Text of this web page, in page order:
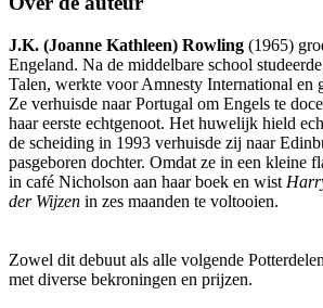
J.K. (Joanne Kathleen) Rowling (1965)
Engeland. Na de middelbare school
Talen, werkte voor Amnesty International en
Ze verhuisde naar Portugal om Engels te
haar eerste echtgenoot. Het huwelijk hield
de scheiding in 1993 verhuisde zij naar
pasgeboren dochter. Omdat ze in een kleine
in café Nicholson aan haar boek en wist
der Wijzen in zes maanden te voltooien.
Zowel dit debuut als alle volgende
met diverse bekroningen en prijzen.